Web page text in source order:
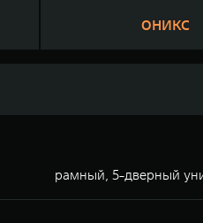
ОНИКС
рамный, 5-дверный